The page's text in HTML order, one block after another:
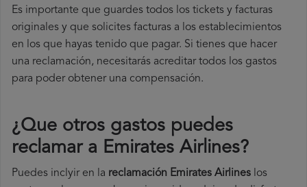
Es importante que guardes todos los tickets y facturas
originales y que solicites facturas a los establecimientos
en los que hayas tenido que pagar. Si tienes que hacer
una reclamación, necesitarás acreditar todos los gastos
para poder obtener una compensación.
¿Que otros gastos puedes
reclamar a Emirates Airlines​?
Puedes inclyir en la reclamación Emirates Airlines los